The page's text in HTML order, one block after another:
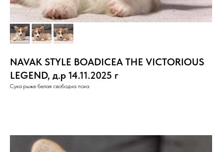
NAVAK STYLE BOADICEA THE VICTORIOUS
LEGEND, д.р 14.11.2025 г
Сука рыже белая свободна пока